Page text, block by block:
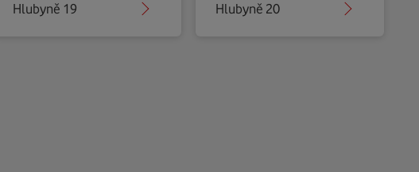
Hlubyně 19 Hlubyně 20